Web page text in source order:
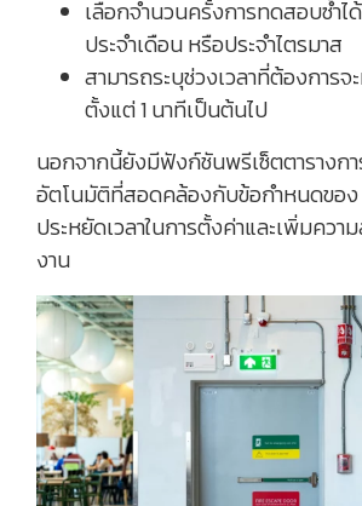
เลือกจำนวนครั้งการทดสอบซ้ำไ
ประจำเดือน หรือประจำไตรมาส
สามารถระบุช่วงเวลาที่ต้องการ
ตั้งแต่ 1 นาทีเป็นต้นไป
นอกจากนี้ยังมีฟังก์ชันพรีเซ็ตตารางก
อัตโนมัติที่สอดคล้องกับข้อกำหนดของ
ประหยัดเวลาในการตั้งค่าและเพิ่มควา
งาน